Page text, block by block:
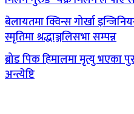
बेलायतमा क्विन्स गोर्खा
स्मृतिमा श्रद्धाञ्जलिसभा सम्पन्न
ब्रोड पिक हिमालमा मृत्यु भएका
अन्त्येष्टि